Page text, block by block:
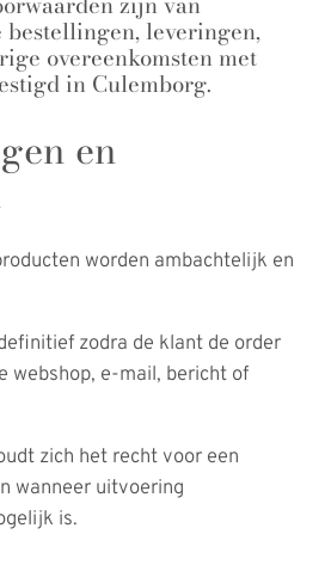
bestellingen, leveringen,
overeenkomsten met
in Culemborg.
en
worden ambachtelijk en
zodra de klant de order
webshop, e-mail, bericht of
zich het recht voor een
wanneer uitvoering
is.